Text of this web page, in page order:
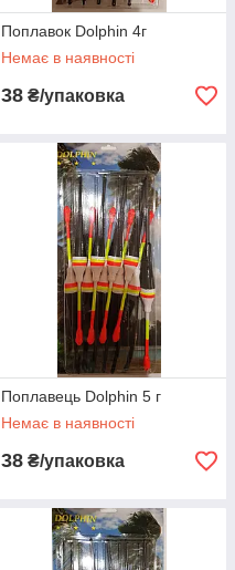
Поплавок Dolphin 4г
Немає в наявності
38 ₴/упаковка
Поплавець Dolphin 5 г
Немає в наявності
38 ₴/упаковка